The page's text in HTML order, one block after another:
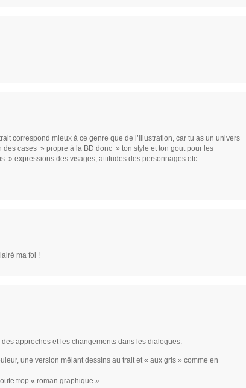
correspond mieux à ce genre que de l’illustration, car tu as un univers
des cases » propre à la BD donc » ton style et ton gout pour les
» expressions des visages; attitudes des personnages etc…
ma foi !
approches et les changements dans les dialogues.
une version mêlant dessins au trait et « aux gris » comme en
trop « roman graphique »…